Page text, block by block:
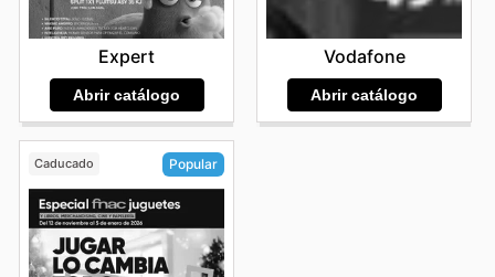
Expert
Abrir catálogo
Vodafone
Abrir catálogo
Caducado Popular